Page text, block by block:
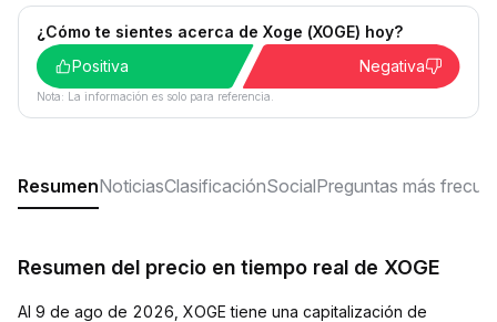
¿Cómo te sientes acerca de Xoge (XOGE) hoy?
Positiva
Negativa
Nota: La información es solo para referencia.
ResumenNoticiasClasificaciónSocialPreguntas más
Resumen del precio en tiempo real de XOGE
Al 9 de ago de 2026, XOGE tiene una capitalización de